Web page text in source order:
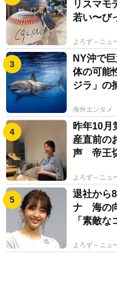
リスマ
若い〜び
よろず～ニュ
NY沖で
体の可能
ジラ」の
海外エンタメ
昨年10
産直前の
声 帝王
よろず～ニュ
退社から
ナ 海の
「素敵な
よろず～ニュ